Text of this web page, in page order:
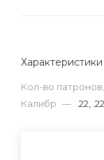
Характеристики
Кол-во
Калибр — .22,